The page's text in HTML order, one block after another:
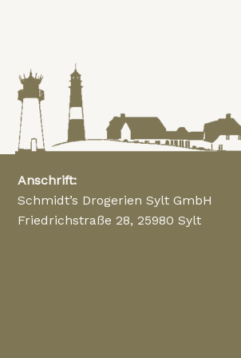
Anschrift:
Schmidt’s Drogerien Sylt GmbH
Friedrichstraße 28, 25980 Sylt